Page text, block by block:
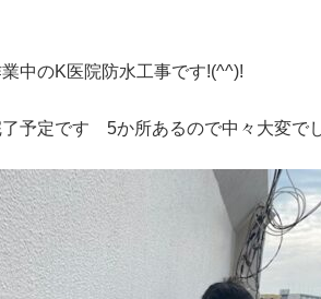
中のK医院防水工事です!(^^)!
了予定です 5か所あるので中々大変で